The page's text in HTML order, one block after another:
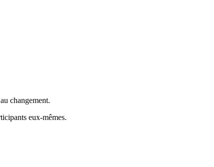
changement.
eux-mêmes.